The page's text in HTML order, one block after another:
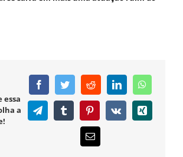
essa
a
FacebookTwitterRedditLinkedIn
TelegramTumblr PinterestVk Xing
E-
mail